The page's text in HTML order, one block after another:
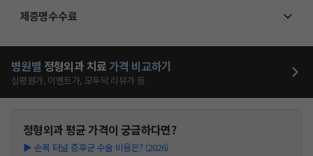
제증명수수료
병원별 정형외과 치료가격 비교하기
심평원가, 이벤트가, 모두닥 리뷰가 등
정형외과평균 가격이 궁금하다면?
▶ 손목 터널 증후군 수술 비용은? (2026)